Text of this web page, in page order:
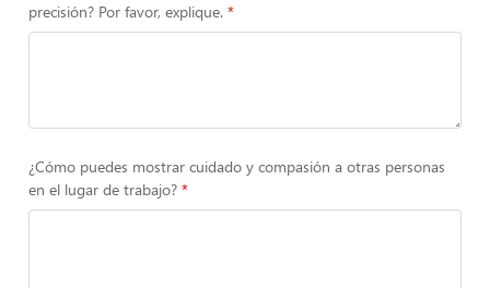
precisión? Por favor, explique.
¿Cómo puedes mostrar cuidado y compasión a otras personas
en el lugar de trabajo?